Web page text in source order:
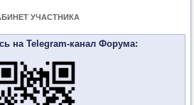
УЧАСТНИКА
на Telegram-канал Форума: